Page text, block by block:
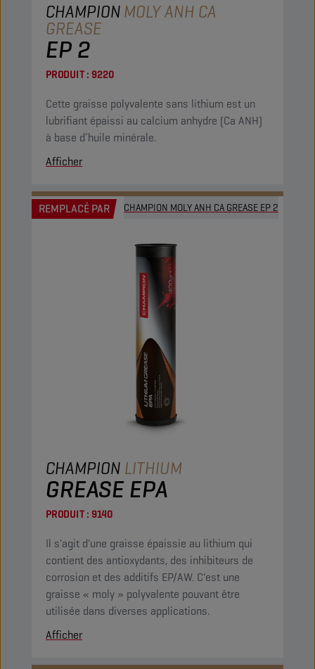
CHAMPIONMOLY ANH CA
GREASE
EP 2
PRODUIT : 9220
Cette graisse polyvalente sans lithium est un
lubrifiant épaissi au calcium anhydre (Ca ANH)
à base d’huile minérale.
Afficher
REMPLACÉ PAR CHAMPION MOLY ANH CA GREASE EP 2
CHAMPION LITHIUM
GREASE EPA
PRODUIT : 9140
Il s'agit d'une graisse épaissie au lithium qui
contient des antioxydants, des inhibiteurs de
corrosion et des additifs EP/AW. C'est une
graisse « moly » polyvalente pouvant être
utilisée dans diverses applications.
Afficher